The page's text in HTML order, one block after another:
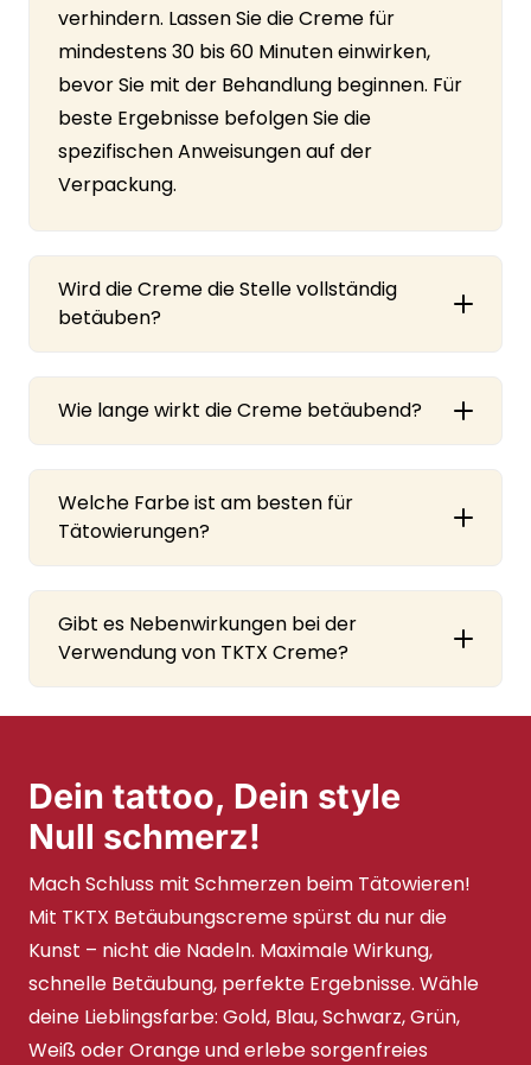
verhindern. Lassen Sie die Creme für
mindestens 30 bis 60 Minuten einwirken,
bevor Sie mit der Behandlung beginnen. Für
beste Ergebnisse befolgen Sie die
spezifischen Anweisungen auf der
Verpackung.
Wird die Creme die Stelle vollständig
betäuben?
Wie lange wirkt die Creme betäubend?
Welche Farbe ist am besten für
Tätowierungen?
Gibt es Nebenwirkungen bei der
Verwendung von TKTX Creme?
Dein tattoo, Dein style
Null schmerz!
Mach Schluss mit Schmerzen beim Tätowieren!
Mit TKTX Betäubungscreme spürst du nur die
Kunst – nicht die Nadeln. Maximale Wirkung,
schnelle Betäubung, perfekte Ergebnisse. Wähle
deine Lieblingsfarbe: Gold, Blau, Schwarz, Grün,
Weiß oder Orange und erlebe sorgenfreies